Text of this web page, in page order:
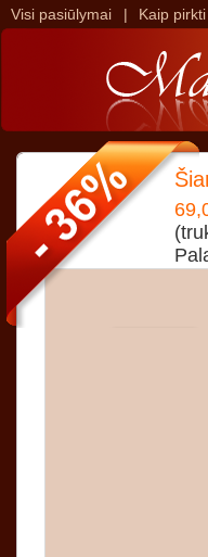
Visi pasiūlymai | Kaip pirkti